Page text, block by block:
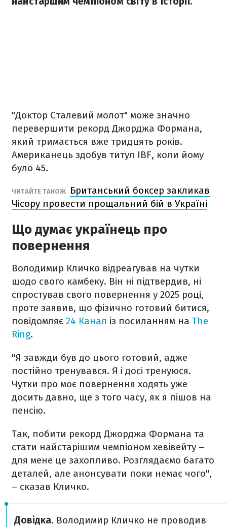
"Доктор Сталевий молот" може значно
перевершити рекорд Джорджа Формана,
який тримається вже тридцять років.
Американець здобув титул IBF, коли йому
було 45.
ЧИТАЙТЕ ТАКОЖ
Британський боксер закликав
Чісору провести прощальний бій в Україні
Що думає українець про
повернення
Володимир Кличко відреагував на чутки
щодо свого камбеку. Він ні підтвердив, ні
спростував свого повернення у 2025 році,
проте заявив, що фізично готовий битися,
повідомляє 24 Канал із посиланням на The
Ring.
"Я завжди був до цього готовий, адже
постійно тренувався. Я і досі тренуюся.
Чутки про моє повернення ходять уже
досить давно, ще з того часу, як я пішов на
пенсію.
Так, побити рекорд Джорджа Формана та
стати найстарішим чемпіоном хевівейту –
для мене це захопливо. Розглядаємо багато
деталей, але анонсувати поки немає чого",
– сказав Кличко.
Довідка. Володимир Кличко не проводив